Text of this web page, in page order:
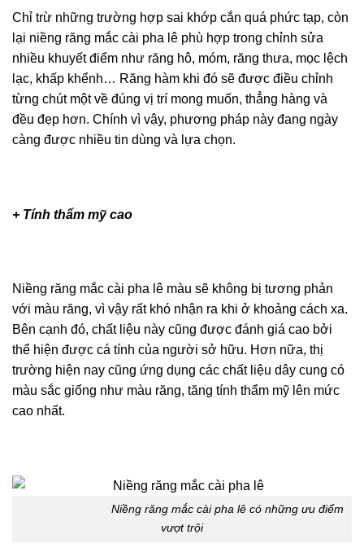
Chỉ trừ những trường hợp sai khớp cắn quá phức tạp,
còn lại niềng răng mắc cài pha lê phù hợp trong chỉnh
sửa nhiều khuyết điểm như răng hô, móm, răng thưa,
mọc lệch lạc, khấp khểnh… Răng hàm khi đó sẽ được
điều chỉnh từng chút một về đúng vị trí mong muốn,
thẳng hàng và đều đẹp hơn. Chính vì vậy, phương pháp
này đang ngày càng được nhiều tin dùng và lựa chọn.
+ Tính thẩm mỹ cao
Niềng răng mắc cài pha lê màu sẽ không bị tương phản
với màu răng, vì vậy rất khó nhận ra khi ở khoảng cách
xa. Bên cạnh đó, chất liệu này cũng được đánh giá cao
bởi thể hiện được cá tính của người sở hữu. Hơn nữa,
thị trường hiện nay cũng ứng dụng các chất liệu dây
cung có màu sắc giống như màu răng, tăng tính thẩm mỹ
lên mức cao nhất.
Niềng răng mắc cài pha lê có những ưu
điểm vượt trội